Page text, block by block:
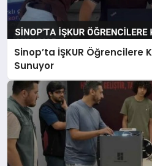
Sinop’ta İŞKUR Öğrencilere
Sunuyor